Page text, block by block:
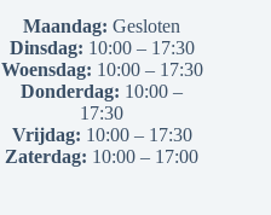
Maandag: Gesloten
Dinsdag: 10:00 – 17:30
Woensdag: 10:00 – 17:30
Donderdag: 10:00 –
17:30
Vrijdag: 10:00 – 17:30
Zaterdag: 10:00 – 17:00